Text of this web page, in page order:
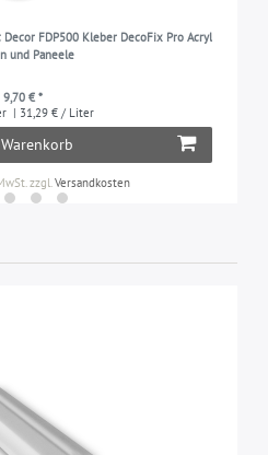
FDP500 Kleber DecoFix Pro Acryl
und Paneele
9,70 € *
| 31,29 € / Liter
zzgl. Versandkosten